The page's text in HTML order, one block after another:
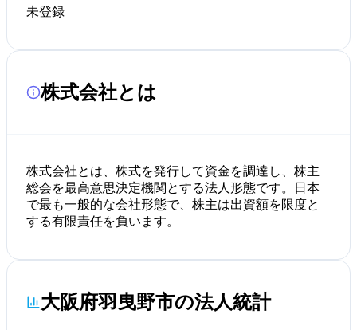
未登録
株式会社とは
株式会社とは、株式を発行して資金を調達し、株主
総会を最高意思決定機関とする法人形態です。日本
で最も一般的な会社形態で、株主は出資額を限度と
する有限責任を負います。
大阪府羽曳野市の法人統計